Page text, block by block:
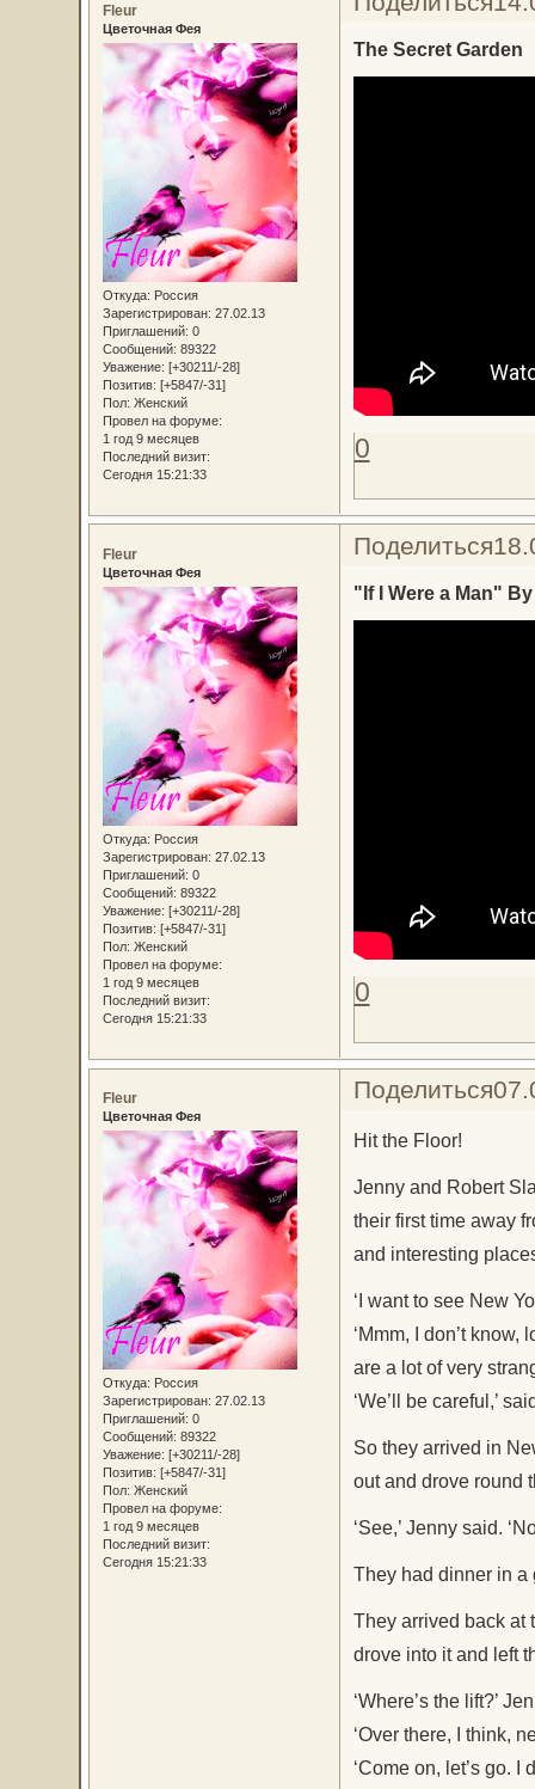
Fleur
Цветочная Фея
Откуда: Россия
Зарегистрирован: 27.02.13
Приглашений: 0
Сообщений: 89322
Уважение: [+30211/-28]
Позитив: [+5847/-31]
Пол: Женский
Провел на форуме:
1 год 9 месяцев
Последний визит:
Сегодня 15:21:33
The Secret Garden
0
Поделиться
Fleur
Цветочная Фея
Откуда: Россия
Зарегистрирован: 27.02.13
Приглашений: 0
Сообщений: 89322
Уважение: [+30211/-28]
Позитив: [+5847/-31]
Пол: Женский
Провел на форуме:
1 год 9 месяцев
Последний визит:
Сегодня 15:21:33
"If I Were a Man"
0
Поделиться
Fleur
Цветочная Фея
Откуда: Россия
Зарегистрирован: 27.02.13
Приглашений: 0
Сообщений: 89322
Уважение: [+30211/-28]
Позитив: [+5847/-31]
Пол: Женский
Провел на форуме:
1 год 9 месяцев
Последний визит:
Сегодня 15:21:33
Hit the Floor!
Jenny and Robert
their first time away
and interesting
‘I want to see New
‘Mmm, I don’t
are a lot of very
‘We’ll be careful,’
So they arrived in
out and drove round
‘See,’ Jenny said.
They had dinner in a
They arrived back at
drove into it and left
‘Where’s the lift?’
‘Over there, I think,
‘Come on, let’s go. I